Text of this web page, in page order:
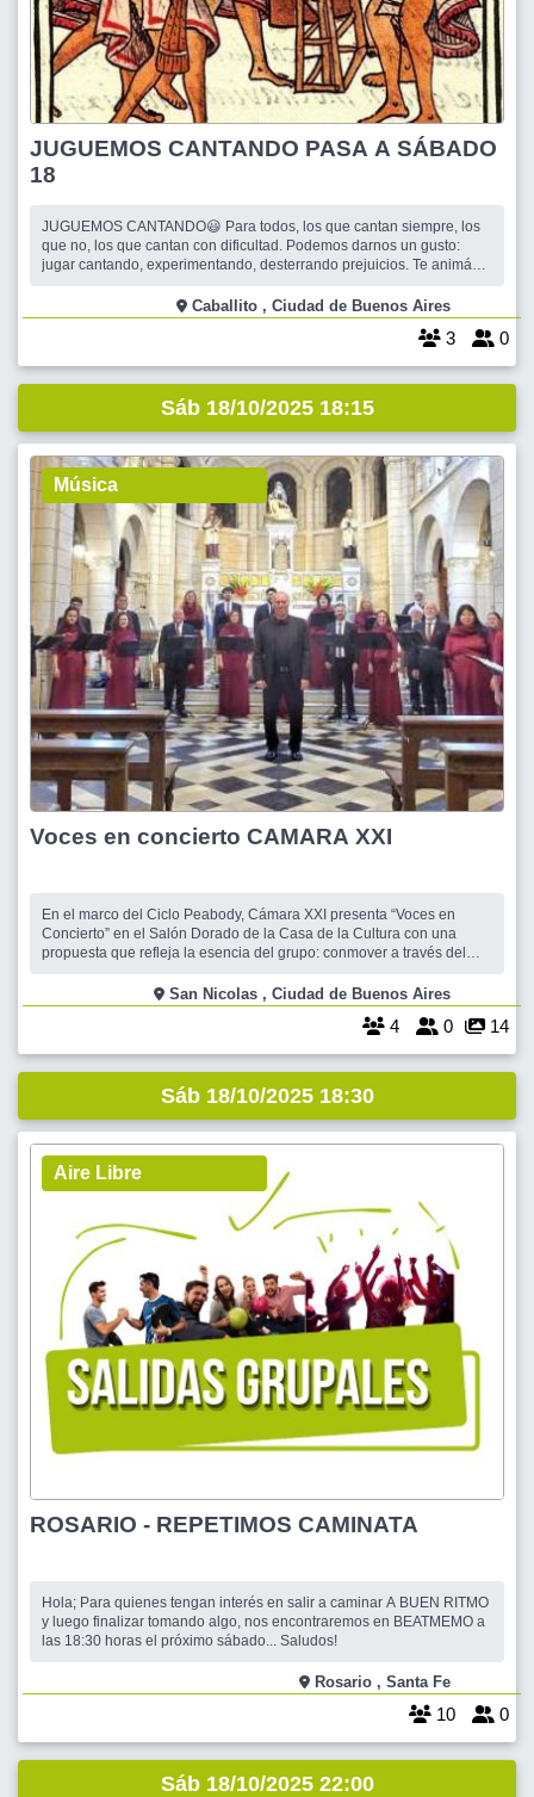
JUGUEMOS CANTANDO PASA A SÁBADO
18
JUGUEMOS CANTANDO😃 Para todos, los que cantan siempre, los
que no, los que cantan con dificultad. Podemos darnos un gusto:
jugar cantando, experimentando, desterrando prejuicios. Te animás?
rueda cálida y conociendo nuevas amistades (y nuevas voces). Rock,
brasileros,
Caballito , Ciudad de Buenos Aires
3 0
Sáb 18/10/2025 18:15
Música
Voces en concierto CAMARA XXI
En el marco del Ciclo Peabody, Cámara XXI presenta “Voces en
Concierto” en el Salón Dorado de la Casa de la Cultura con una
propuesta que refleja la esencia del grupo: conmover a través del
inscripción previa. El ensamble vocal interpretará un repertorio que
pone en di
San Nicolas , Ciudad de Buenos Aires
4 0 14
Sáb 18/10/2025 18:30
Aire Libre
ROSARIO - REPETIMOS CAMINATA
Hola; Para quienes tengan interés en salir a caminar A BUEN RITMO
y luego finalizar tomando algo, nos encontraremos en BEATMEMO a
las 18:30 horas el próximo sábado... Saludos!
Rosario , Santa Fe
10 0
Sáb 18/10/2025 22:00